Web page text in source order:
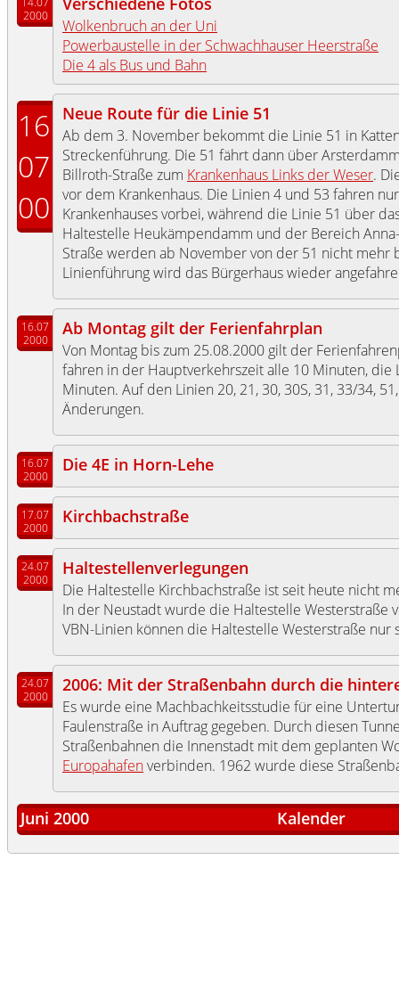
2000
Wolkenbruch an der Uni
Powerbaustelle in der Schwachhauser Heerstraße
Die 4 als Bus und Bahn
16
07
00
Neue Route für die Linie 51
Ab dem 3. November bekommt die Linie 51 in
Streckenführung. Die 51 fährt dann über
Billroth-Straße zum Krankenhaus Links der Weser.
vor dem Krankenhaus. Die Linien 4 und 53 fahren
Krankenhauses vorbei, während die Linie 51 über
Haltestelle Heukämpendamm und der Bereich
Straße werden ab November von der 51 nicht
Linienführung wird das Bürgerhaus wieder
16.07
2000
Ab Montag gilt der Ferienfahrplan
Von Montag bis zum 25.08.2000 gilt der
fahren in der Hauptverkehrszeit alle 10 Minuten, die
Minuten. Auf den Linien 20, 21, 30, 30S, 31, 33/34,
Änderungen.
16.07
2000
Die 4E in Horn-Lehe
17.07
2000
Kirchbachstraße
24.07
2000
Haltestellenverlegungen
Die Haltestelle Kirchbachstraße ist seit heute nicht
In der Neustadt wurde die Haltestelle Westerstraße
VBN-Linien können die Haltestelle Westerstraße nur
24.07
2000
2006: Mit der Straßenbahn durch die
Es wurde eine Machbachkeitsstudie für eine
Faulenstraße in Auftrag gegeben. Durch diesen
Straßenbahnen die Innenstadt mit dem geplanten
Europahafenverbinden. 1962 wurde diese
Juni 2000 Kalender